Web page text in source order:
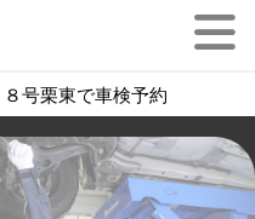
８号栗東で車検予約